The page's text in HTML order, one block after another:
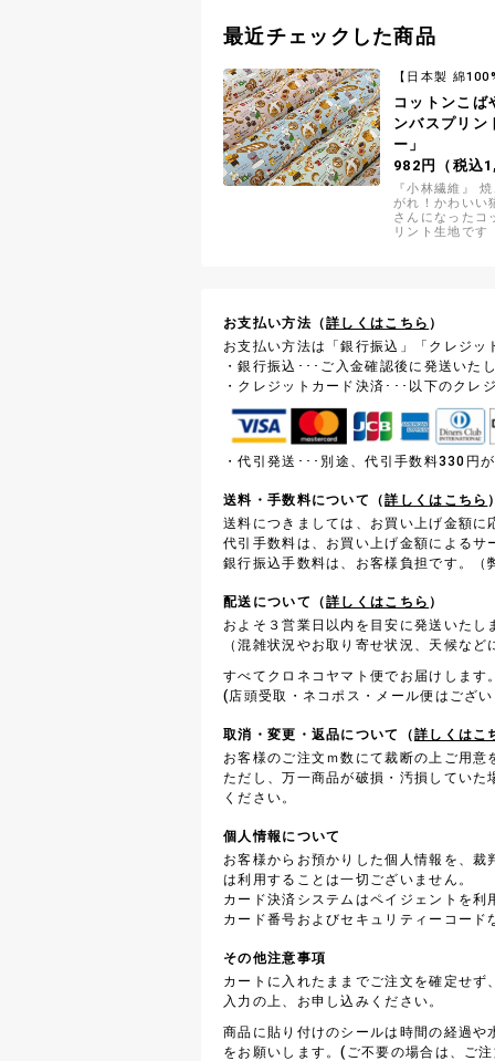
最近チェックした商品
【日本製 綿
コットンこば
ンバスプリン
ー」
982円（税込
『小林繊維』
がれ！かわいい
さんになったコ
リント生地です
お支払い方法（詳しくはこちら ）
お支払い方法は「銀行振込」「クレジ
・銀行振込･･･ご入金確認後に発送いた
・クレジットカード決済･･･以下のクレ
・代引発送･･･別途、代引手数料330円
送料・手数料について（詳しくはこちら
送料につきましては、お買い上げ金額
代引手数料は、お買い上げ金額によるサ
銀行振込手数料は、お客様負担です。（
配送について（詳しくはこちら ）
およそ３営業日以内を目安に発送いたし
（混雑状況やお取り寄せ状況、天候な
すべてクロネコヤマト便でお届けします
(店頭受取・ネコポス・メール便はござ
取消・変更・返品について（詳しくはこ
お客様のご注文ｍ数にて裁断の上ご用
ただし、万一商品が破損・汚損してい
ください。
個人情報について
お客様からお預かりした個人情報を、
は利用することは一切ございません。
カード決済システムはペイジェントを利
カード番号およびセキュリティーコー
その他注意事項
カートに入れたままでご注文を確定せ
入力の上、お申し込みください。
商品に貼り付けのシールは時間の経過
をお願いします。(ご不要の場合は、ご